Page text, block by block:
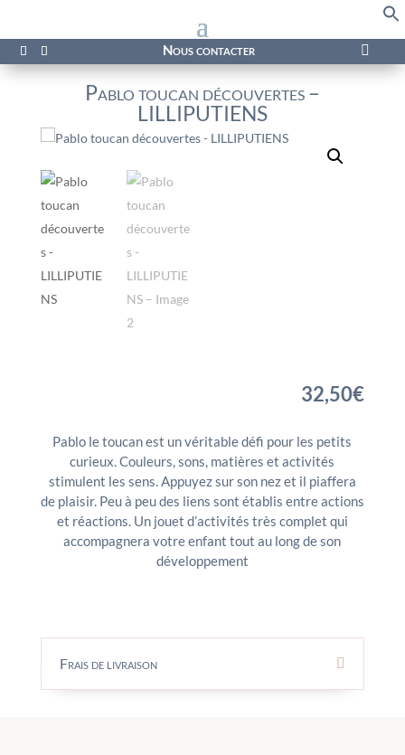
Nous contacter 
Pablo toucan découvertes –
LILLIPUTIENS
32,50€
Pablo le toucan est un véritable défi pour les petits
curieux. Couleurs, sons, matières et activités
stimulent les sens. Appuyez sur son nez et il piaffera
de plaisir. Peu à peu des liens sont établis entre actions
et réactions. Un jouet d’activités très complet qui
accompagnera votre enfant tout au long de son
développement
Frais de livraison